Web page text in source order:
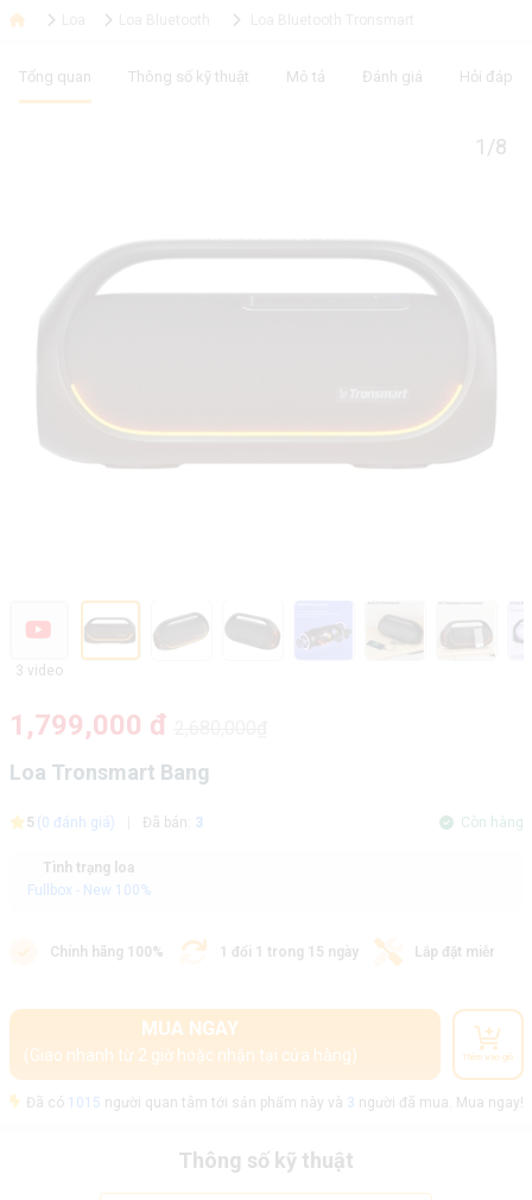
Tổng quan Thông số kỹ thuật Mô tả Đánh giá Hỏi đáp
1/8
3 video
1,799,000 đ
Loa Tronsmart Bang
5 (0 đánh giá) Đã bán: 3 Còn hàng
Tình trạng loa
Fullbox - New 100%
Chính hãng 100% 1 đổi 1 trong 15 ngày Lắp đặt miễn phí
MUA NGAY
(Giao nhanh từ 2 giờ hoặc nhận tại cửa hàng) Thêm vào giỏ
Đã có 1015 người quan tâm tới sản phẩm này và 3 người đã mua. Mua ngay!
Thông số kỹ thuật